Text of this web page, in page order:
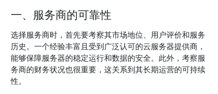
一、服务商的可靠性
选择服务商时，首先要考察其市场地位、用户评价和服务
历史。一个经验丰富且受到广泛认可的云服务器提供商，
能够保障服务器的稳定运行和数据的安全。此外，考察服
务商的财务状况也很重要，这关系到其长期运营的可持续
性。